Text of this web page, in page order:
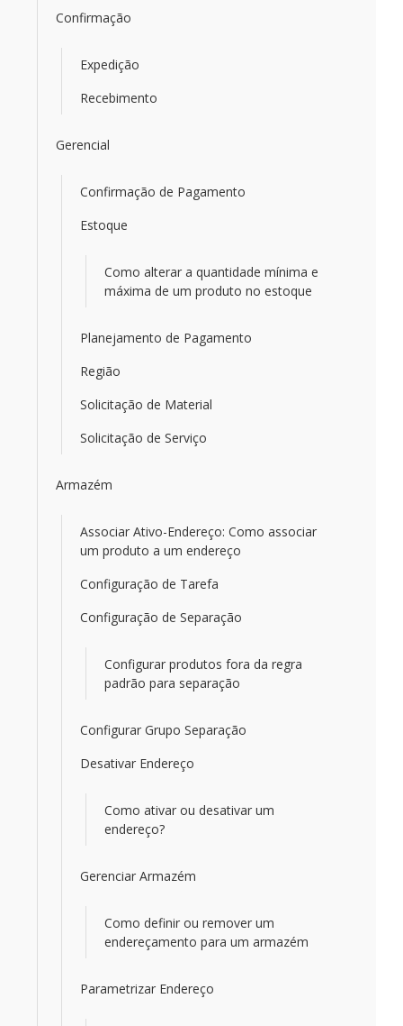
Confirmação
Expedição
Recebimento
Gerencial
Confirmação de Pagamento
Estoque
Como alterar a quantidade mínima e
máxima de um produto no estoque
Planejamento de Pagamento
Região
Solicitação de Material
Solicitação de Serviço
Armazém
Associar Ativo-Endereço: Como associar
um produto a um endereço
Configuração de Tarefa
Configuração de Separação
Configurar produtos fora da regra
padrão para separação
Configurar Grupo Separação
Desativar Endereço
Como ativar ou desativar um
endereço?
Gerenciar Armazém
Como definir ou remover um
endereçamento para um armazém
Parametrizar Endereço